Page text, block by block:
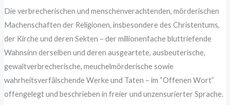
Die verbrecherischen und menschenverachtenden, mörderischen
Machenschaften der Religionen, insbesondere des Christentums,
der Kirche und deren Sekten – der millionenfache bluttriefende
Wahnsinn derselben und deren ausgeartete, ausbeuterische,
gewaltverbrecherische, meuchelmörderische sowie
wahrheitsverfälschende Werke und Taten – im “Offenen Wort”
offengelegt und beschrieben in freier und unzensurierter Sprache.